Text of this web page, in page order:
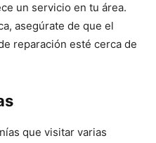
un servicio en tu área.
asegúrate de que el
reparación esté cerca de
que visitar varias